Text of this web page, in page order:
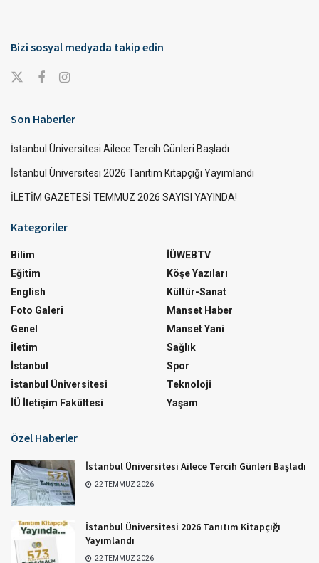
Bizi sosyal medyada takip edin
Son Haberler
İstanbul Üniversitesi Ailece Tercih Günleri Başladı
İstanbul Üniversitesi 2026 Tanıtım Kitapçığı Yayımlandı
İLETİM GAZETESİ TEMMUZ 2026 SAYISI YAYINDA!
Kategoriler
Bilim
Eğitim
English
Foto Galeri
Genel
İletim
İstanbul
İstanbul Üniversitesi
İÜ İletişim Fakültesi
İÜWEBTV
Köşe Yazıları
Kültür-Sanat
Manset Haber
Manset Yani
Sağlık
Spor
Teknoloji
Yaşam
Özel Haberler
İstanbul Üniversitesi Ailece Tercih Günleri Başladı
22 TEMMUZ 2026
İstanbul Üniversitesi 2026 Tanıtım Kitapçığı
Yayımlandı
22 TEMMUZ 2026